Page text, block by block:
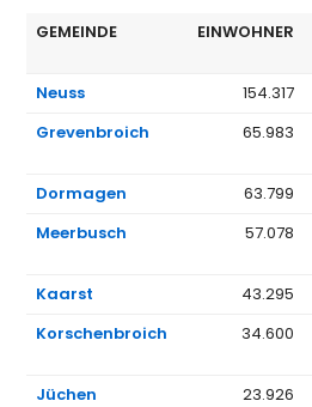
GEMEINDE EINWOHNER
Neuss 154.317
Grevenbroich
65.983
Dormagen 63.799
Meerbusch
57.078
Kaarst 43.295
Korschenbroich
34.600
Jüchen 23.926